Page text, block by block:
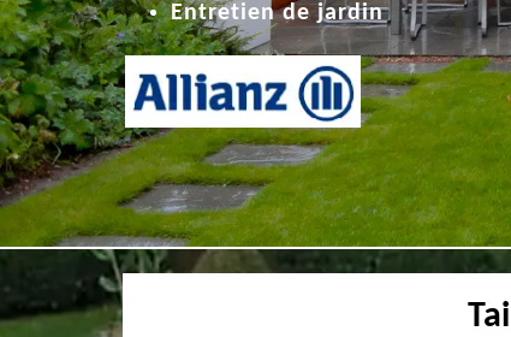
Entretien de jardin